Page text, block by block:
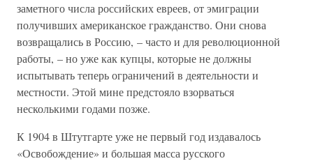
заметного числа российских евреев, от эмиграции
получивших американское гражданство. Они снова
возвращались в Россию, – часто и для революционной
работы, – но уже как купцы, которые не должны
испытывать теперь ограничений в деятельности и
местности. Этой мине предстояло взорваться
несколькими годами позже.
К 1904 в Штутгарте уже не первый год издавалось
«Освобождение» и большая масса русского